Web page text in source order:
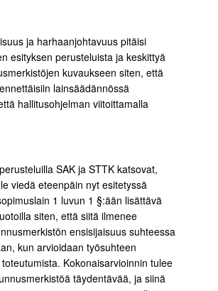
ja harhaanjohtavuus pitäisi
esityksen perusteluista ja keskittyä
kuvaukseen siten, että
lainsäädännössä
hallitusohjelman viitoittamalla
SAK ja STTK katsovat,
viedä eteenpäin nyt esitetyssä
1 luvun 1 §:ään lisättävä
siten, että siitä ilmenee
ensisijaisuus suhteessa
kun arvioidaan työsuhteen
Kokonaisarvioinnin tulee
täydentävää, ja siinä